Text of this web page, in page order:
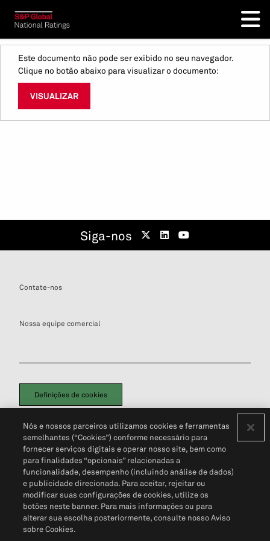
Este documento não pode ser exibido no seu navegador.
Clique no botão abaixo para visualizar o documento:
VISUALIZAR
Siga-nos
Contate-nos
Nossa equipe comercial
Definições de cookies
Política de PrivacidadePortal de privacidade do cliente (em inglês)
Não Venda Minhas Informações Pessoais© 2026 S&P Global
Nós e nossos parceiros utilizamos cookies e ferramentas
semelhantes (“Cookies”) conforme necessário para
fornecer serviços digitais e operar nosso site, bem como
para finalidades “opcionais” relacionadas a
funcionalidade, desempenho (incluindo análise de dados)
e publicidade direcionada. Para aceitar, rejeitar ou
modificar suas configurações de cookies, utilize os
botões neste banner. Para mais informações ou para
alterar sua escolha posteriormente, consulte nosso Aviso
sobre Cookies.